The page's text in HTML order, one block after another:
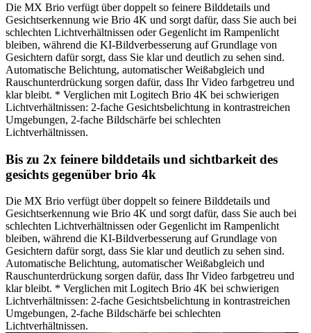
Die MX Brio verfügt über doppelt so feinere Bilddetails und
Gesichtserkennung wie Brio 4K und sorgt dafür, dass Sie auch bei
schlechten Lichtverhältnissen oder Gegenlicht im Rampenlicht
bleiben, während die KI-Bildverbesserung auf Grundlage von
Gesichtern dafür sorgt, dass Sie klar und deutlich zu sehen sind.
Automatische Belichtung, automatischer Weißabgleich und
Rauschunterdrückung sorgen dafür, dass Ihr Video farbgetreu und
klar bleibt. * Verglichen mit Logitech Brio 4K bei schwierigen
Lichtverhältnissen: 2-fache Gesichtsbelichtung in kontrastreichen
Umgebungen, 2-fache Bildschärfe bei schlechten
Lichtverhältnissen.
Bis zu 2x feinere bilddetails und sichtbarkeit des
gesichts gegenüber brio 4k
Die MX Brio verfügt über doppelt so feinere Bilddetails und
Gesichtserkennung wie Brio 4K und sorgt dafür, dass Sie auch bei
schlechten Lichtverhältnissen oder Gegenlicht im Rampenlicht
bleiben, während die KI-Bildverbesserung auf Grundlage von
Gesichtern dafür sorgt, dass Sie klar und deutlich zu sehen sind.
Automatische Belichtung, automatischer Weißabgleich und
Rauschunterdrückung sorgen dafür, dass Ihr Video farbgetreu und
klar bleibt. * Verglichen mit Logitech Brio 4K bei schwierigen
Lichtverhältnissen: 2-fache Gesichtsbelichtung in kontrastreichen
Umgebungen, 2-fache Bildschärfe bei schlechten
Lichtverhältnissen.